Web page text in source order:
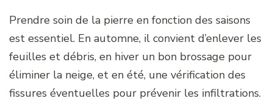
Prendre soin de la pierre en fonction des saisons
est essentiel. En automne, il convient d’enlever les
feuilles et débris, en hiver un bon brossage pour
éliminer la neige, et en été, une vérification des
fissures éventuelles pour prévenir les infiltrations.